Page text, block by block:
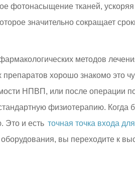
фотонасыщение тканей,
значительно сокращает
методов
хорошо знакомо это
НПВП, или после операции
физиотерапию. Когда
Это и есть точная точка входа
вы переходите к